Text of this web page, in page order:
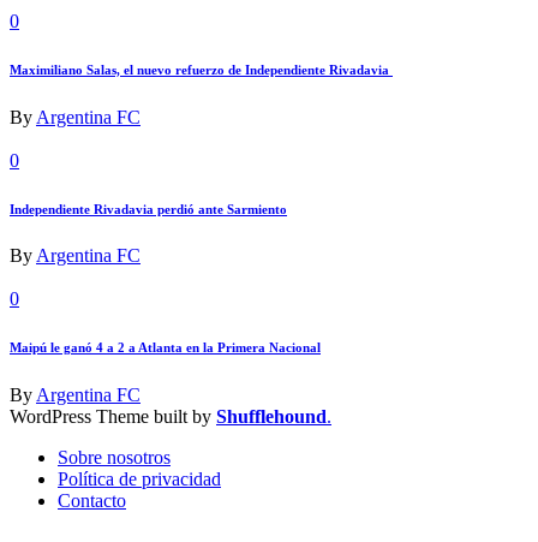
0
Maximiliano Salas, el nuevo refuerzo de Independiente Rivadavia
By Argentina FC
0
Independiente Rivadavia perdió ante Sarmiento
ByArgentina FC
0
Maipú le ganó 4 a 2 a Atlanta en la Primera Nacional
ByArgentina FC
WordPress Theme built by Shufflehound.
Sobre nosotros
Política de privacidad
Contacto